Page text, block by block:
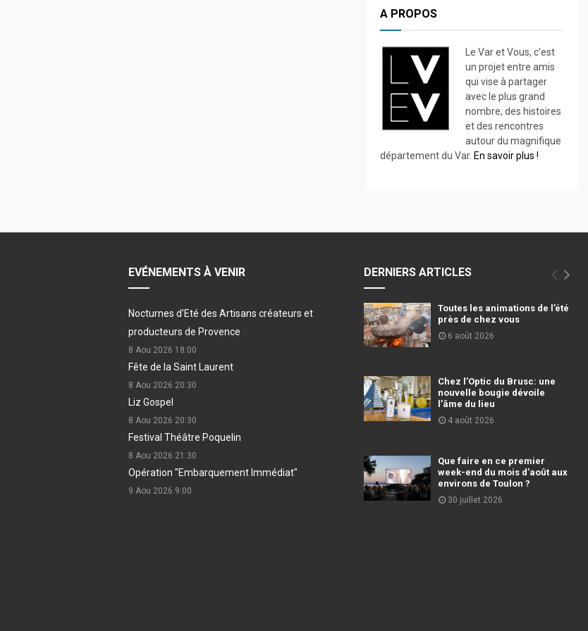
A PROPOS
Le Var et Vous, c’est
un projet entre amis
qui vise à partager
avec le plus grand
nombre, des histoires
et des rencontres
autour du magnifique
département du Var. En savoir plus !
EVÉNEMENTS À VENIR
Nocturnes d'Eté des Artisans créateurs et
producteurs de Provence
8 Aou 2026 18:00
Fête de la Saint Laurent
8 Aou 2026 20:30
Liz Gospel
8 Aou 2026 20:30
Festival Théâtre Poquelin
8 Aou 2026 21:30
Opération "Embarquement Immédiat"
9 Aou 2026 9:00
DERNIERS ARTICLES
Toutes les animations de l’été
près de chez vous
6 août 2026
Chez l’Optic du Brusc: une
nouvelle bougie dévoile
l’âme du lieu
4 août 2026
Que faire en ce premier
week-end du mois d’août aux
environs de Toulon ?
30 juillet 2026